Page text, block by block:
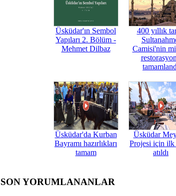
Üsküdar'ın Sembol
Yapıları 2. Bölüm -
Mehmet Dilbaz
400 yıllık
Camisi'nin
Üsküdar'da Kurban
Bayramı hazırlıkları
tamam
Üsküdar
Projesi için ilk
atıldı
SON YORUMLANANLAR